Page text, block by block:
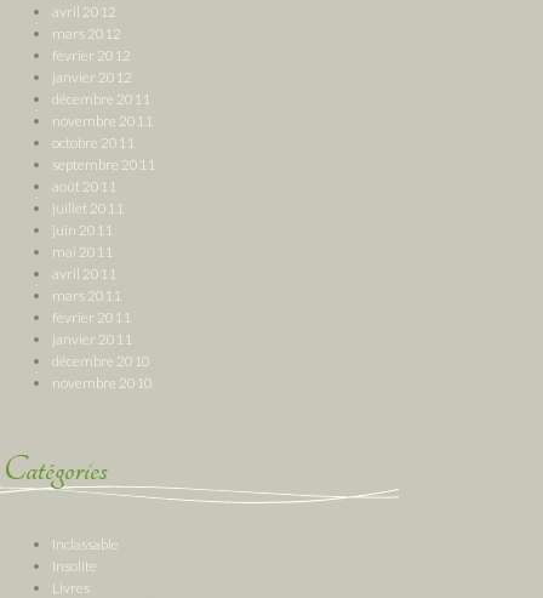
avril 2012
mars 2012
février 2012
janvier 2012
décembre 2011
novembre 2011
octobre 2011
septembre 2011
août 2011
juillet 2011
juin 2011
mai 2011
avril 2011
mars 2011
février 2011
janvier 2011
décembre 2010
novembre 2010
Catégories
Inclassable
Insolite
Livres